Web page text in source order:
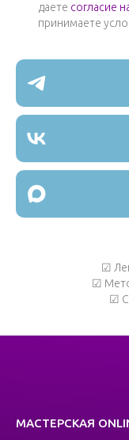
даете согласие
принимаете
☑
☑
☑
МАСТЕРСКАЯ